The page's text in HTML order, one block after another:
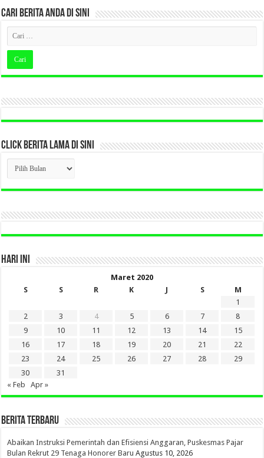
CARI BERITA ANDA DI SINI
CLICK BERITA LAMA DI SINI
CLICK
BERITA
LAMA
DI
HARI INI
Maret 2020
S
S R K J S
M
1
2
3 4 5 6 7
8
9
10 11 12 13 14
15
16
17 18 19 20 21
22
23
24 25 26 27 28
29
30
31
« Feb
Apr »
BERITA TERBARU
Abaikan Instruksi Pemerintah dan Efisiensi Anggaran, Puskesmas Pajar
Bulan Rekrut 29 Tenaga Honorer Baru Agustus 10, 2026